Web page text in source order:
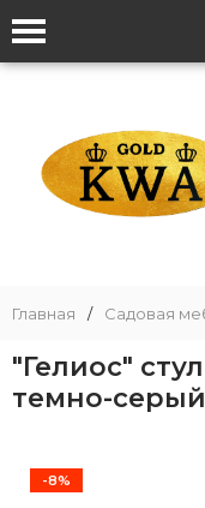
Главная / Садовая
"Гелиос"
темно-серый
-8%